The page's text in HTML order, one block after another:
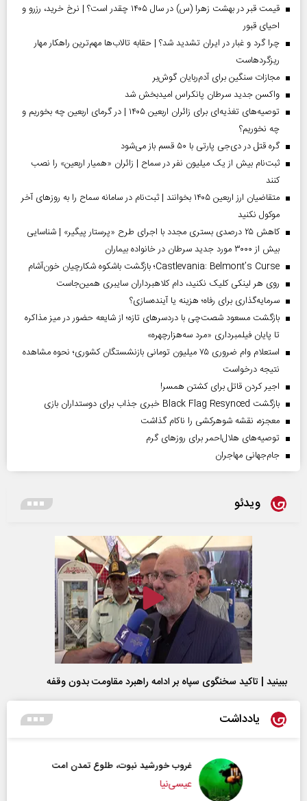
قیمت قبر در بهشت زهرا (س) در سال ۱۴۰۵ چقدر است؟ | نرخ خرید، رزرو و
احیای قبور
چرا گرد و غبار در ایران تشدید شد؟ | حقابه تالاب‌ها مهم‌ترین راهکار مهار
ریزگردهاست
مجازات سنگین برای آدم‌ربایان گوش‌بر
واکسن جدید سرطان پانکراس امیدبخش شد
توصیه‌های تغذیه‌ای برای زائران اربعین ۱۴۰۵ | در گرمای اربعین چه بخوریم و
چه نخوریم؟
گره قتل در دی‌جی پارتی با ۵۰ قسم باز می‌شود
ثبت‌نام بیش از یک میلیون نفر در سماح | زائران «همیار اربعین» را نصب
کنند
متقاضیان ارز اربعین ۱۴۰۵ بخوانند | ثبت‌نام در سامانه سماح را به روز‌های آخر
موکول نکنید
کاهش ۲۵ درصدی بستری مجدد با اجرای طرح «پرستار پیگیر» | شناسایی
بیش از ۳۰۰۰ مورد جدید سرطان در خانواده بیماران
Castlevania: Belmont’s Curse؛ بازگشت باشکوه شکارچیان خون‌آشام
روی هر لینکی کلیک نکنید، دام کلاهبرداران سایبری همین‌جاست
سرمایه‌گذاری برای رفاه؛ هزینه یا آینده‌سازی؟
بازگشت مسعود شصت‌چی با دردسر‌های تازه؛ از شایعه حضور در میز مذاکره
تا پایان فیلمبرداری «مرد سه‌هزارچهره»
استعلام وام ضروری ۷۵ میلیون تومانی بازنشستگان کشوری؛ نحوه مشاهده
نتیجه درخواست
اجیر کردن قاتل برای کشتن همسر!
بازگشت Black Flag Resynced خبری جذاب برای دوستداران بازی
معجزه، نقشه شوهرکشی را ناکام گذاشت
توصیه‌های هلال‌احمر برای روز‌های گرم
جام‌جهانی مهاجران
ویدئو
ببینید | تاکید سخنگوی سپاه بر ادامه راهبرد مقاومت بدون وقفه
یادداشت
غروب خورشید نبوت، طلوع تمدن امت
عیسی‌نیا